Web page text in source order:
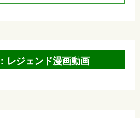
レジェンド漫画動画